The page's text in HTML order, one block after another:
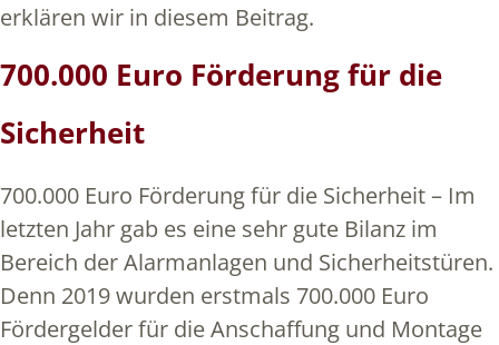
erklären wir in diesem Beitrag.
700.000 Euro Förderung für die
Sicherheit
700.000 Euro Förderung für die Sicherheit – Im
letzten Jahr gab es eine sehr gute Bilanz im
Bereich der Alarmanlagen und Sicherheitstüren.
Denn 2019 wurden erstmals 700.000 Euro
Fördergelder für die Anschaffung und Montage